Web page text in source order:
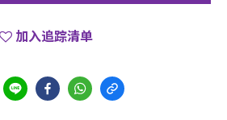
加入追踪清单